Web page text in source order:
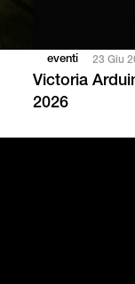
eventi 23 Giu
Victoria
2026